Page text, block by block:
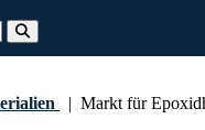
| Markt für